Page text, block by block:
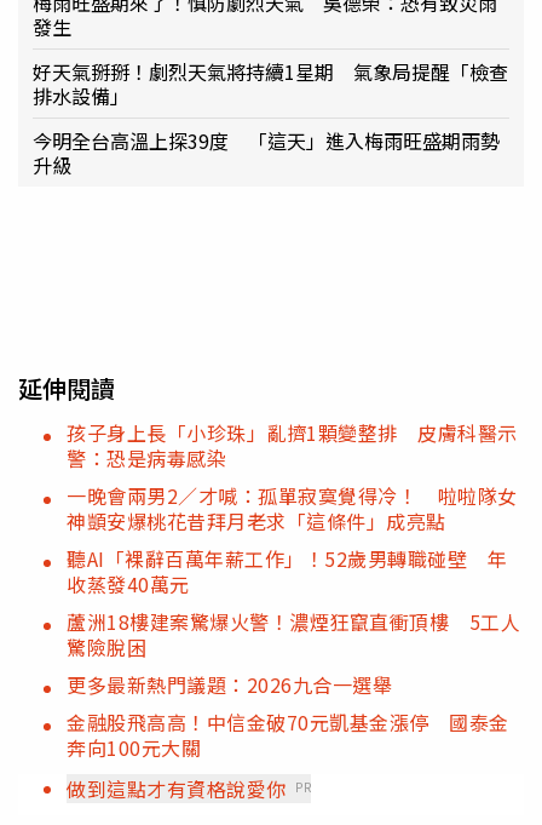
發生
好天氣掰掰！劇烈天氣將持續1星期 氣象局提醒「檢查
排水設備」
今明全台高溫上探39度 「這天」進入梅雨旺盛期雨勢
升級
延伸閱讀
孩子身上長「小珍珠」亂擠1顆變整排 皮膚科醫示
警：恐是病毒感染
一晚會兩男2／才喊：孤單寂寞覺得冷！ 啦啦隊女
神顗安爆桃花昔拜月老求「這條件」成亮點
聽AI「裸辭百萬年薪工作」！52歲男轉職碰壁 年
收蒸發40萬元
蘆洲18樓建案驚爆火警！濃煙狂竄直衝頂樓 5工人
驚險脫困
更多最新熱門議題：2026九合一選舉
金融股飛高高！中信金破70元凱基金漲停 國泰金
奔向100元大關
做到這點才有資格說愛你 PR